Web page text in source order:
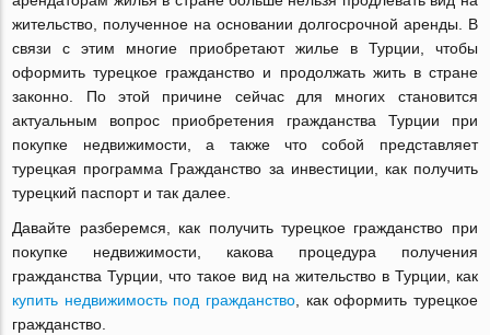
жительство, полученное на основании долгосрочной аренды. В
связи с этим многие приобретают жилье в Турции, чтобы
оформить турецкое гражданство и продолжать жить в стране
законно. По этой причине сейчас для многих становится
актуальным вопрос приобретения гражданства Турции при
покупке недвижимости, а также что собой представляет
турецкая программа Гражданство за инвестиции, как получить
турецкий паспорт и так далее.
Давайте разберемся, как получить турецкое гражданство при
покупке недвижимости, какова процедура получения
гражданства Турции, что такое вид на жительство в Турции, как
купить недвижимость под гражданство , как оформить турецкое
гражданство.